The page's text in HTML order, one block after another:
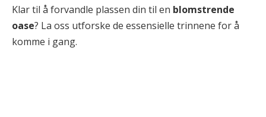
Klar til å forvandle plassen din til en blomstrende
oase? La oss utforske de essensielle trinnene for å
komme i gang.